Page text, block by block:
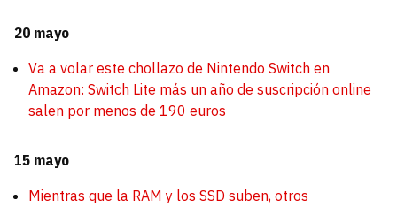
20 mayo
Va a volar este chollazo de Nintendo Switch en
Amazon: Switch Lite más un año de suscripción online
salen por menos de 190 euros
15 mayo
Mientras que la RAM y los SSD suben, otros